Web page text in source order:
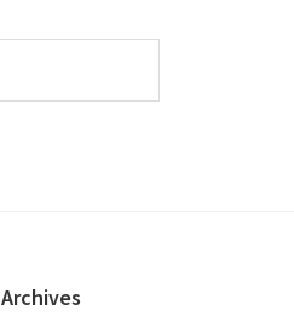
Archives